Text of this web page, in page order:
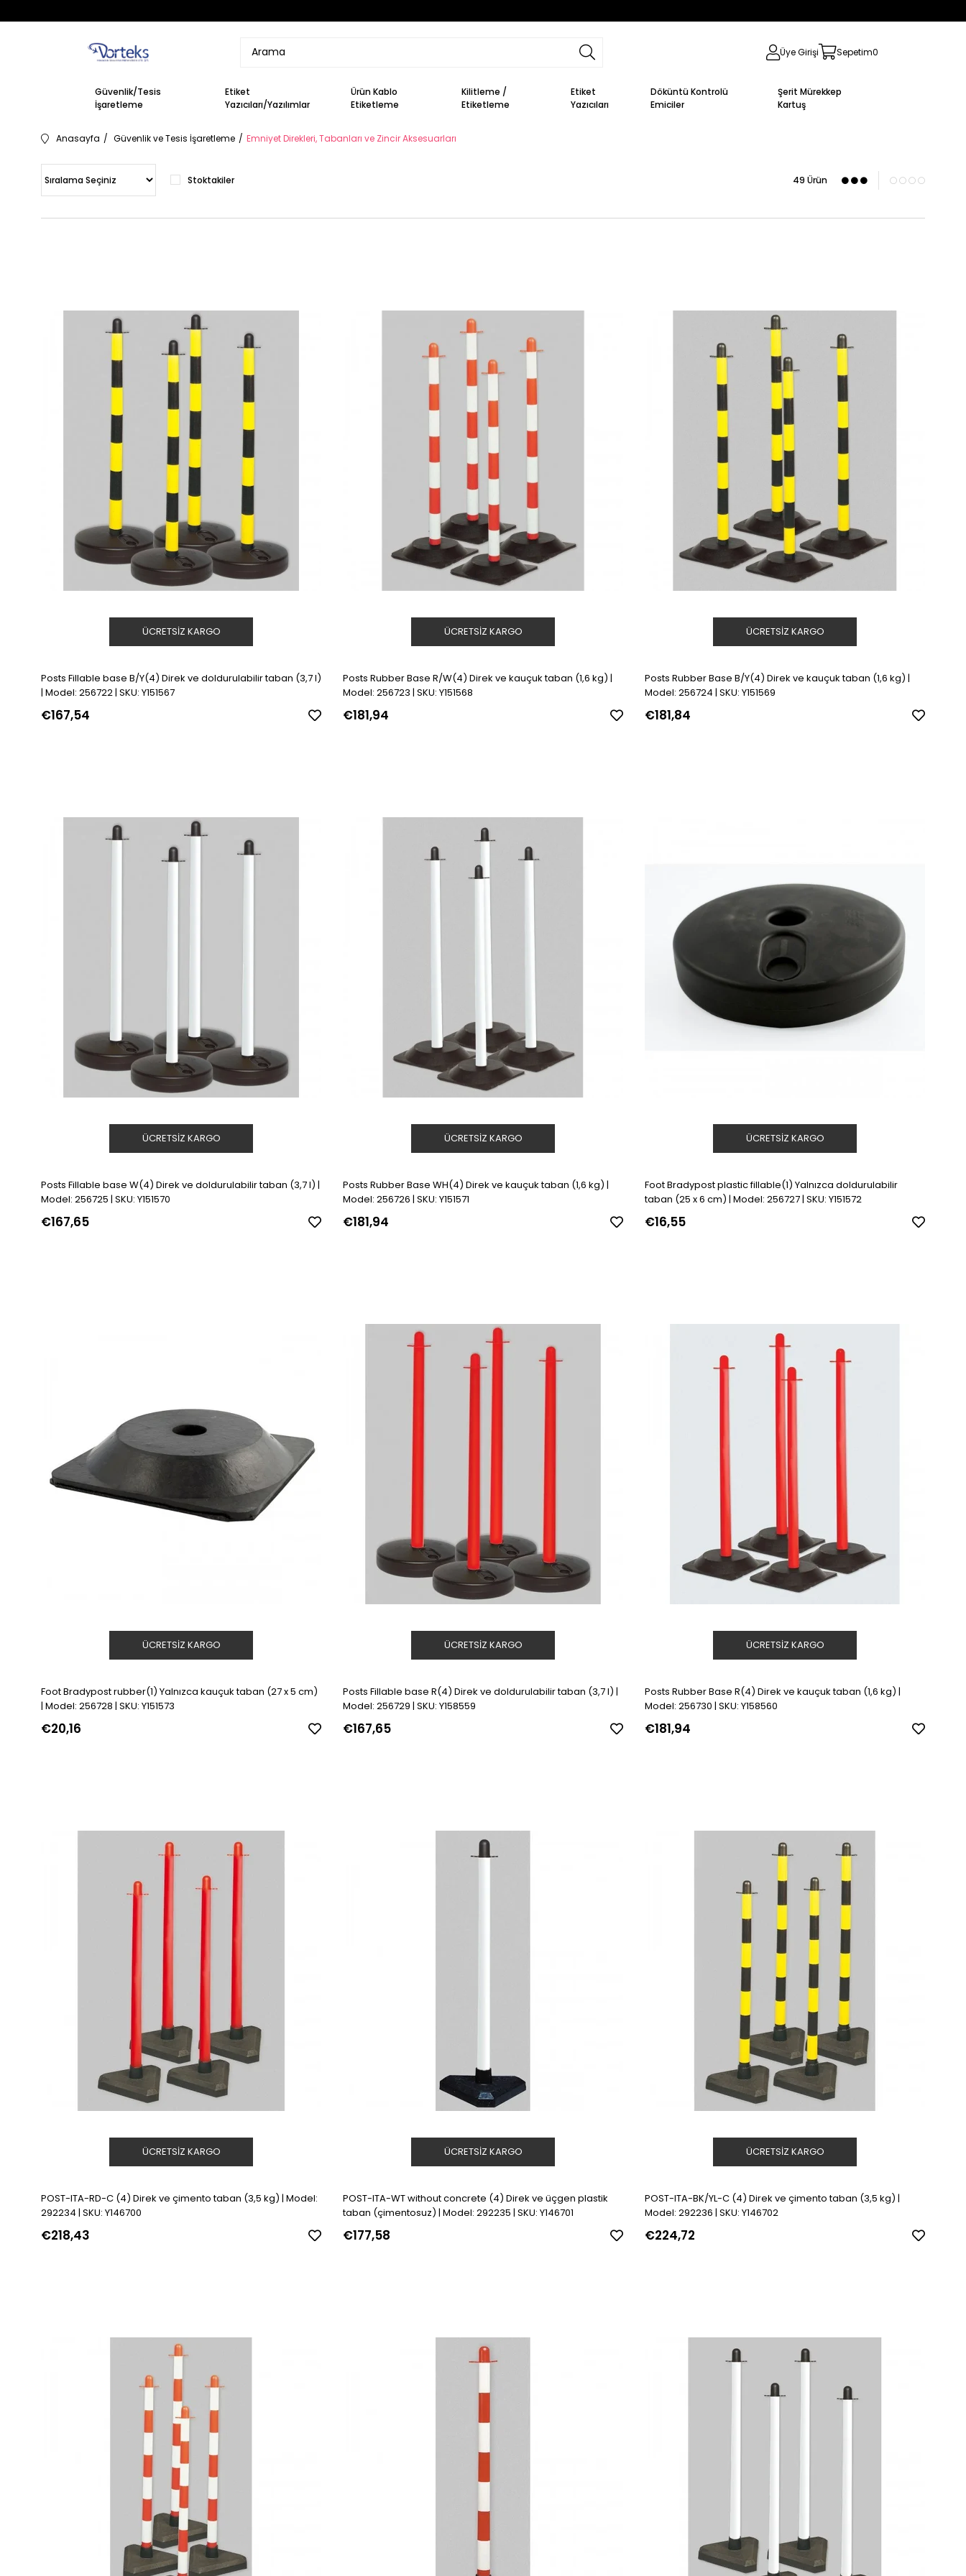
Üye Girişi Sepetim0
Güvenlik/Tesis
İşaretleme
Etiket
Yazıcıları/Yazılımlar
Ürün Kablo
Etiketleme
Kilitleme /
Etiketleme
Etiket
Yazıcıları
Döküntü Kontrolü
Emiciler
Şerit Mürekkep
Kartuş
Anasayfa Güvenlik ve Tesis İşaretleme Emniyet Direkleri, Tabanları ve Zincir Aksesuarları
Stoktakiler 49 Ürün
Posts Fillable base B/Y(4) Direk ve doldurulabilir taban (3,7 l)
| Model: 256722 | SKU: Y151567
€167,54
ÜCRETSIZ KARGO
Posts Rubber Base R/W(4) Direk ve kauçuk taban (1,6 kg) |
Model: 256723 | SKU: Y151568
€181,94
ÜCRETSIZ KARGO
Posts Rubber Base B/Y(4) Direk ve kauçuk taban (1,6 kg) |
Model: 256724 | SKU: Y151569
€181,84
ÜCRETSIZ KARGO
Posts Fillable base W(4) Direk ve doldurulabilir taban (3,7 l) |
Model: 256725 | SKU: Y151570
€167,65
ÜCRETSIZ KARGO
Posts Rubber Base WH(4) Direk ve kauçuk taban (1,6 kg) |
Model: 256726 | SKU: Y151571
€181,94
ÜCRETSIZ KARGO
Foot Bradypost plastic fillable(1) Yalnızca doldurulabilir
taban (25 x 6 cm) | Model: 256727 | SKU: Y151572
€16,55
ÜCRETSIZ KARGO
Foot Bradypost rubber(1) Yalnızca kauçuk taban (27 x 5 cm)
| Model: 256728 | SKU: Y151573
€20,16
ÜCRETSIZ KARGO
Posts Fillable base R(4) Direk ve doldurulabilir taban (3,7 l) |
Model: 256729 | SKU: Y158559
€167,65
ÜCRETSIZ KARGO
Posts Rubber Base R(4) Direk ve kauçuk taban (1,6 kg) |
Model: 256730 | SKU: Y158560
€181,94
ÜCRETSIZ KARGO
POST-ITA-RD-C (4) Direk ve çimento taban (3,5 kg) | Model:
292234 | SKU: Y146700
€218,43
ÜCRETSIZ KARGO
POST-ITA-WT without concrete (4) Direk ve üçgen plastik
taban (çimentosuz) | Model: 292235 | SKU: Y146701
€177,58
ÜCRETSIZ KARGO
POST-ITA-BK/YL-C (4) Direk ve çimento taban (3,5 kg) |
Model: 292236 | SKU: Y146702
€224,72
ÜCRETSIZ KARGO